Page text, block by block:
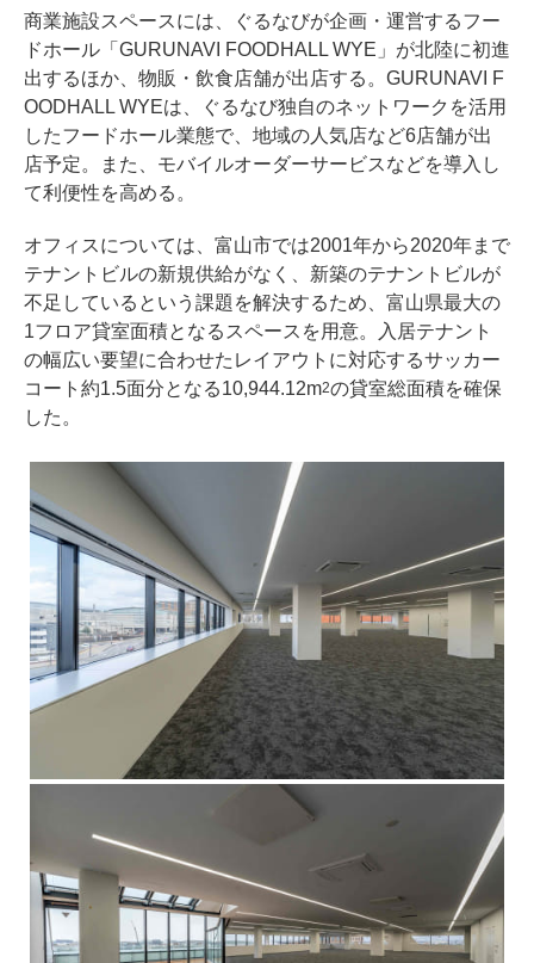
商業施設スペースには、ぐるなびが企画・運営するフー
ドホール「GURUNAVI FOODHALL WYE」が北陸に初進
出するほか、物販・飲食店舗が出店する。GURUNAVI F
OODHALL WYEは、ぐるなび独自のネットワークを活用
したフードホール業態で、地域の人気店など6店舗が出
店予定。また、モバイルオーダーサービスなどを導入し
て利便性を高める。
オフィスについては、富山市では2001年から2020年まで
テナントビルの新規供給がなく、新築のテナントビルが
不足しているという課題を解決するため、富山県最大の
1フロア貸室面積となるスペースを用意。入居テナント
の幅広い要望に合わせたレイアウトに対応するサッカー
コート約1.5面分となる10,944.12m2の貸室総面積を確保
した。